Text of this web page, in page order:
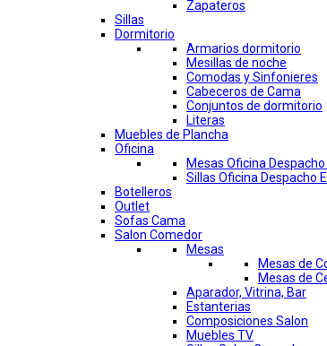
Zapateros
Sillas
Dormitorio
Armarios dormitorio
Mesillas de noche
Comodas y Sinfonieres
Cabeceros de Cama
Conjuntos de dormitorio
Literas
Muebles de Plancha
Oficina
Mesas Oficina
Sillas Oficina Despacho
Botelleros
Outlet
Sofas Cama
Salon Comedor
Mesas
Mesas de
Mesas de
Aparador, Vitrina, Bar
Estanterias
Composiciones Salon
Muebles TV